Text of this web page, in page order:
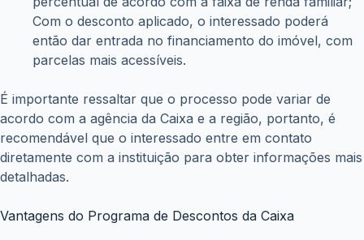
Com o desconto aplicado, o interessado poderá
então dar entrada no financiamento do imóvel, com
parcelas mais acessíveis.
É importante ressaltar que o processo pode variar de
acordo com a agência da Caixa e a região, portanto, é
recomendável que o interessado entre em contato
diretamente com a instituição para obter informações mais
detalhadas.
Vantagens do Programa de Descontos da Caixa